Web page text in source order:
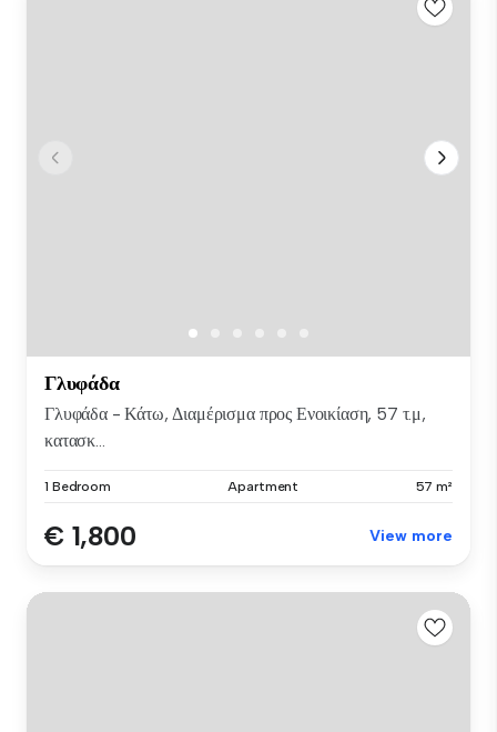
Γλυφάδα
Γλυφάδα - Κάτω, Διαμέρισμα προς Ενοικίαση, 57 τ.μ,
κατασκ...
1 Bedroom Apartment 57 m²
€ 1,800 View more